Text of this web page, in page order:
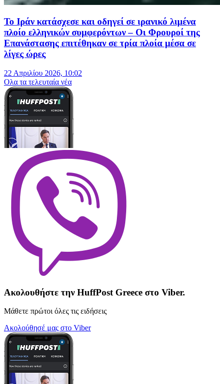
Το Ιράν κατάσχεσε και οδηγεί σε ιρανικό λιμένα
πλοίο ελληνικών συμφερόντων – Οι Φρουροί της
Επανάστασης επιτέθηκαν σε τρία πλοία μέσα σε
λίγες ώρες
22 Απριλίου 2026, 10:02
Oλα τα τελευταία νέα
Ακολουθήστε την HuffPost Greece στο Viber.
Μάθετε πρώτοι όλες τις ειδήσεις
Ακολούθησέ μας στο Viber